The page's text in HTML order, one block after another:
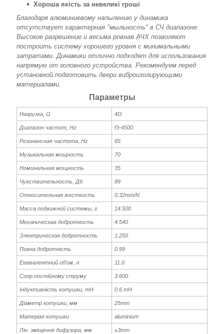
Хороша якість за невеликі гроші
Благодаря алюминиевому напылению у динамика
отсутствует характерная "мыльность" в СЧ диапазоне.
Высокое разрешение и весьма ровная АЧХ позволяют
построить систему хорошего уровня с минимальными
затратами. Динамики отлично подходят для использования
напрямую от головного устройства. Рекомендуем перед
установкой подготовить двери виброизолирующими
материалами.
Параметры
Нагрузка, Ω 4Ω
Диапазон частот, Hz f3-4500
Резонансная частота, Hz 65
Музыкальная мощность 70
Номинальная мощность 35
Чувствительность, Дб 89
Относительная жесткость 0.32mm/N
Масса подвижной системы, г 14.500
Механическая добротность 4.540
Электрическая добротность 1.250
Повна добротність 0.99
Еквівалентний об'єм, л 11.0
Сопр.постійному струму 3.600
Індуктивність котушки, mH 0.6 mH
Діаметр котушки, мм 25mm
Матеріал котушки aluminium
Лін. зміщення дифузора, мм ±3mm